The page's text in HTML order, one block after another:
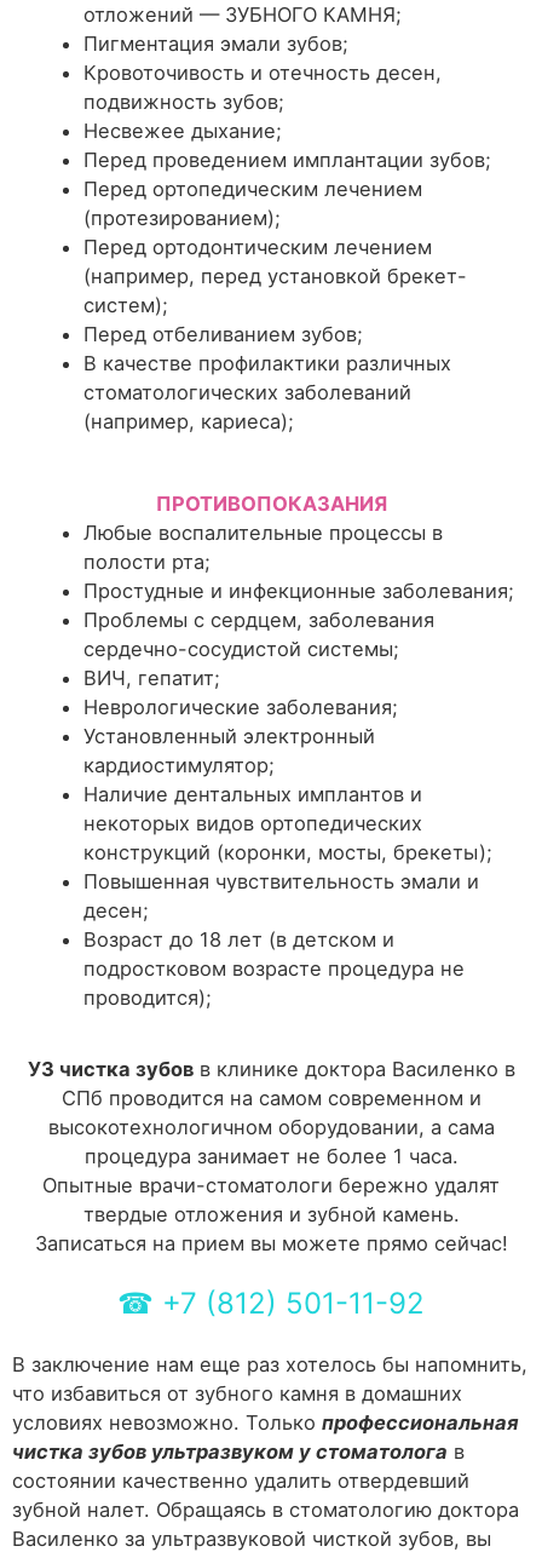
отложений — ЗУБНОГО КАМНЯ;
Пигментация эмали зубов;
Кровоточивость и отечность десен,
подвижность зубов;
Несвежее дыхание;
Перед проведением имплантации зубов;
Перед ортопедическим лечением
(протезированием);
Перед ортодонтическим лечением
(например, перед установкой брекет-
систем);
Перед отбеливанием зубов;
В качестве профилактики различных
стоматологических заболеваний
(например, кариеса);
ПРОТИВОПОКАЗАНИЯ
Любые воспалительные процессы в
полости рта;
Простудные и инфекционные заболевания;
Проблемы с сердцем, заболевания
сердечно-сосудистой системы;
ВИЧ, гепатит;
Неврологические заболевания;
Установленный электронный
кардиостимулятор;
Наличие дентальных имплантов и
некоторых видов ортопедических
конструкций (коронки, мосты, брекеты);
Повышенная чувствительность эмали и
десен;
Возраст до 18 лет (в детском и
подростковом возрасте процедура не
проводится);
УЗ чистка зубовв клинике доктора Василенко в
СПб проводится на самом современном и
высокотехнологичном оборудовании, а сама
процедура занимает не более 1 часа.
Опытные врачи-стоматологи бережно удалят
твердые отложения и зубной камень.
Записаться на прием вы можете прямо сейчас!
☎ +7 (812) 501-11-92
В заключение нам еще раз хотелось бы напомнить,
что избавиться от зубного камня в домашних
условиях невозможно. Только профессиональная
чистка зубов ультразвуком у стоматолога в
состоянии качественно удалить отвердевший
зубной налет. Обращаясь в стоматологию доктора
Василенко за ультразвуковой чисткой зубов, вы